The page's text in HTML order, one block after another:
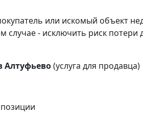
или искомый объект
случае - исключить риск потери
Алтуфьево(услуга для продавца)